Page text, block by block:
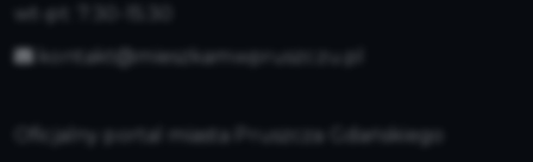
wt-pt: 7:30-15:30
kontakt@mieszkamwpruszczu.pl
Oficjalny portal miasta Pruszcza Gdańskiego